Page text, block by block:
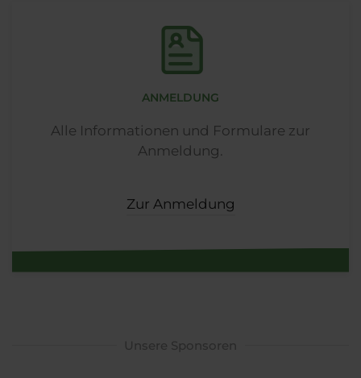
ANMELDUNG
Alle Informationen und Formulare zur
Anmeldung.
Zur Anmeldung
Unsere Sponsoren